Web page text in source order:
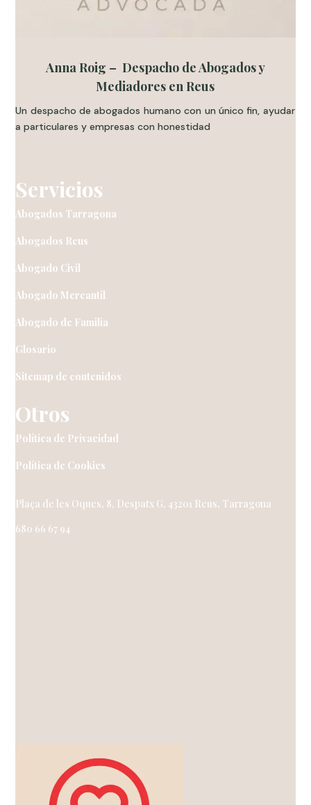
Anna Roig – Despacho de Abogados y
Mediadores en Reus
Un despacho de abogados humano con un único fin, ayudar
a particulares y empresas con honestidad
Servicios
Abogados Tarragona
Abogados Reus
Abogado Civil
Abogado Mercantil
Abogado de Familia
Glosario
Sitemap de contenidos
Otros
Política de Privacidad
Política de Cookies
Plaça de les Oques, 8, Despatx G, 43201 Reus, Tarragona
680 66 67 94